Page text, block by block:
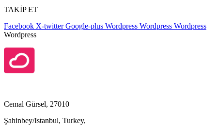
TAKİP ET
Facebook X-twitter Google-plus Wordpress Wordpress Wordpress
Wordpress
Cemal Gürsel, 27010
Şahinbey/Istanbul, Turkey,